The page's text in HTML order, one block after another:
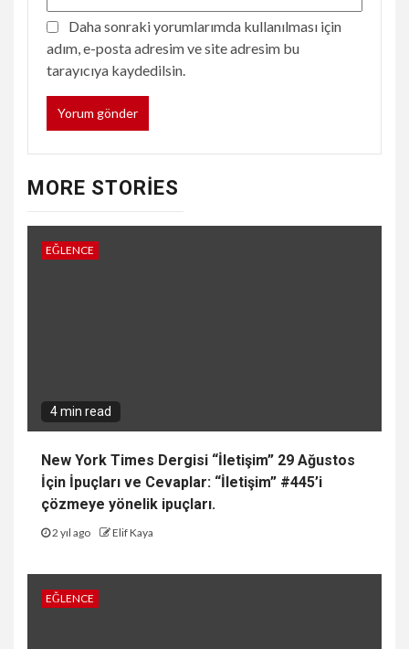
Daha sonraki yorumlarımda kullanılması için
adım, e-posta adresim ve site adresim bu
tarayıcıya kaydedilsin.
MORE STORIES
EĞLENCE
4 min read
New York Times Dergisi “İletişim” 29 Ağustos
İçin İpuçları ve Cevaplar: “İletişim” #445’i
çözmeye yönelik ipuçları.
2 yıl ago Elif Kaya
EĞLENCE